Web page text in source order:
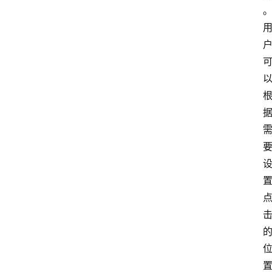
。
用
户
可
以
根
据
需
要
设
置
点
击
的
位
置